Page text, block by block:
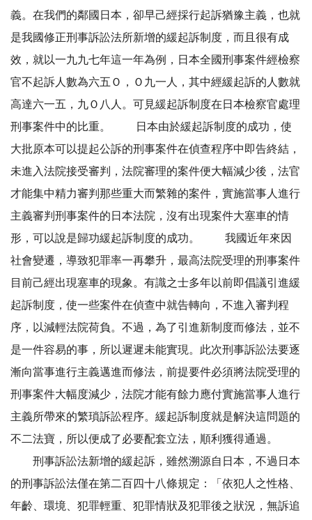
義。在我們的鄰國日本，卻早己經採行起訴猶豫主義，也就
是我國修正刑事訴訟法所新增的緩起訴制度，而且很有成
效，就以一九九七年這一年為例，日本全國刑事案件經檢察
官不起訴人數為六五Ｏ，Ｏ九一人，其中經緩起訴的人數就
高達六一五，九Ｏ八人。可見緩起訴制度在日本檢察官處理
刑事案件中的比重。 日本由於緩起訴制度的成功，使
大批原本可以提起公訴的刑事案件在偵查程序中即告終結，
未進入法院接受審判，法院審理的案件便大幅減少後，法官
才能集中精力審判那些重大而繁雜的案件，實施當事人進行
主義審判刑事案件的日本法院，沒有出現案件大塞車的情
形，可以說是歸功緩起訴制度的成功。 我國近年來因
社會變遷，導致犯罪率一再攀升，最高法院受理的刑事案件
目前己經出現塞車的現象。有識之士多年以前即倡議引進緩
起訴制度，使一些案件在偵查中就告轉向，不進入審判程
序，以減輕法院荷負。不過，為了引進新制度而修法，並不
是一件容易的事，所以遲遲未能實現。此次刑事訴訟法要逐
漸向當事進行主義邁進而修法，前提要件必須將法院受理的
刑事案件大幅度減少，法院才能有餘力應付實施當事人進行
主義所帶來的繁瑣訴訟程序。緩起訴制度就是解決這問題的
不二法寶，所以便成了必要配套立法，順利獲得通過。
刑事訴訟法新增的緩起訴，雖然溯源自日本，不過日本
的刑事訴訟法僅在第二百四十八條規定：「依犯人之性格、
年齡、環境、犯罪輕重、犯罪情狀及犯罪後之狀況，無訴追